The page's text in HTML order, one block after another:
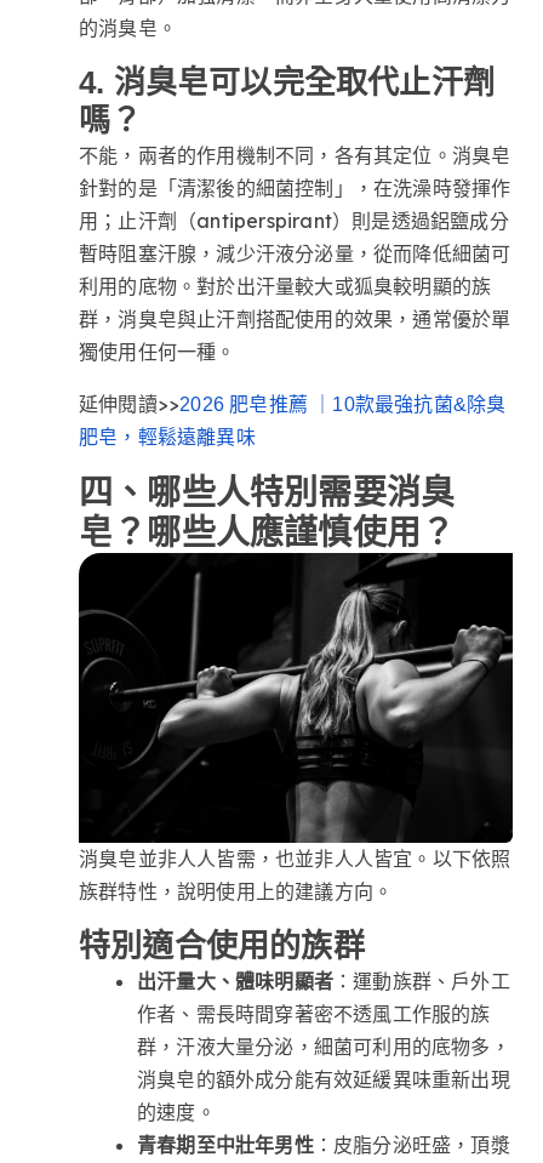
的消臭皂。
4. 消臭皂可以完全取代止汗劑
嗎？
不能，兩者的作用機制不同，各有其定位。消臭皂
針對的是「清潔後的細菌控制」，在洗澡時發揮作
用；止汗劑（antiperspirant）則是透過鋁鹽成分
暫時阻塞汗腺，減少汗液分泌量，從而降低細菌可
利用的底物。對於出汗量較大或狐臭較明顯的族
群，消臭皂與止汗劑搭配使用的效果，通常優於單
獨使用任何一種。
延伸閱讀>>2026 肥皂推薦 ｜10款最強抗菌&除臭
肥皂，輕鬆遠離異味
四、哪些人特別需要消臭
皂？哪些人應謹慎使用？
消臭皂並非人人皆需，也並非人人皆宜。以下依照
族群特性，說明使用上的建議方向。
特別適合使用的族群
出汗量大、體味明顯者 ：運動族群、戶外工
作者、需長時間穿著密不透風工作服的族
群，汗液大量分泌，細菌可利用的底物多，
消臭皂的額外成分能有效延緩異味重新出現
的速度。
青春期至中壯年男性：皮脂分泌旺盛，頂漿